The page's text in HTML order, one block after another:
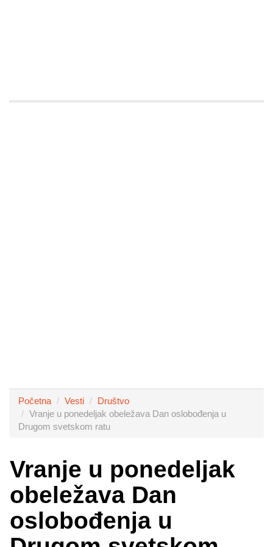
Početna Vesti
Društvo
Vranje u ponedeljak obeležava Dan oslobođenja u
Drugom svetskom ratu
Vranje u ponedeljak
obeležava Dan
oslobođenja u